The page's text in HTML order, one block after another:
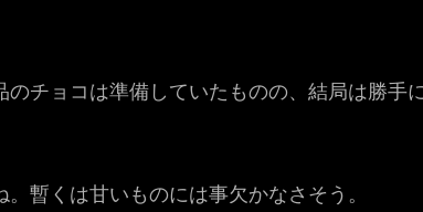
チョコは準備していたものの、結局は勝
暫くは甘いものには事欠かなさそう。